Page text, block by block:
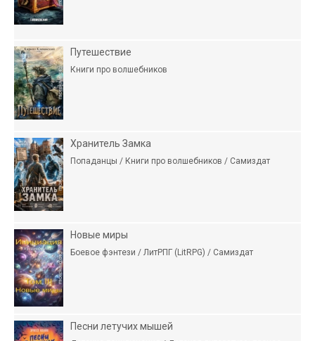
Путешествие
Книги про волшебников
Хранитель Замка
Попаданцы / Книги про волшебников / Самиздат
Новые миры
Боевое фэнтези / ЛитРПГ (LitRPG) / Самиздат
Песни летучих мышей